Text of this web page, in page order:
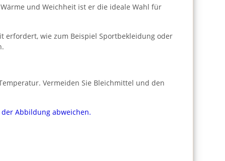
und Weichheit ist er die ideale Wahl für
erfordert, wie zum Beispiel Sportbekleidung oder
Vermeiden Sie Bleichmittel und den
Abbildung abweichen.